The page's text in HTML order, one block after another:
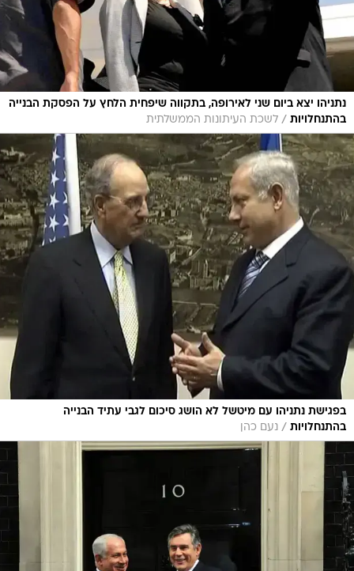
נתניהו יצא ביום שני לאירופה, בתקווה שיפחית הלחץ על הפסקת הבנייה
בהתנחלויות / לשכת העיתונות הממשלתית
בפגישת נתניהו עם מיטשל לא הושג סיכום לגבי עתיד הבנייה
בהתנחלויות / נעם כהן